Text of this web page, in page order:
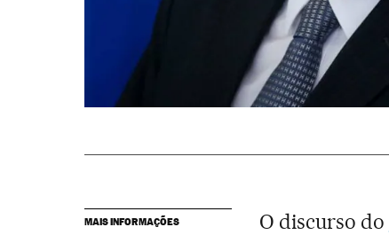
MAIS INFORMAÇÕES O discurso do